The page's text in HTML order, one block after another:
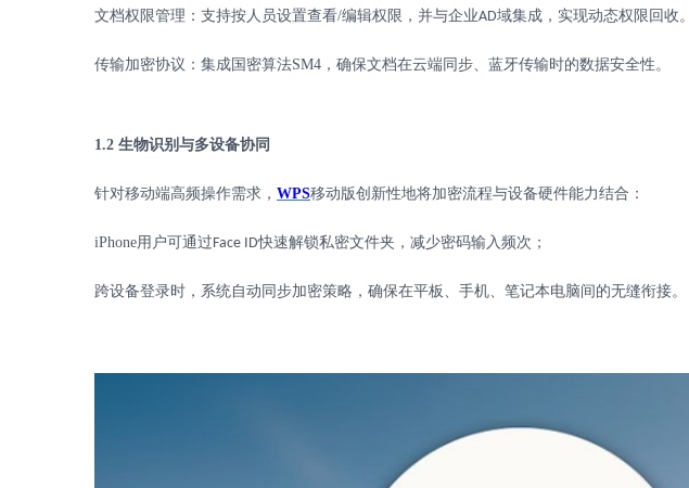
文档权限管理：支持按人员设置查看/编辑权限，并与企业AD域集成，实现动态权限回收 。
传输加密协议：集成国密算法SM4 ，确保文档在云端同步、蓝牙传输时的数据安全性。
1.2 生物识别与多设备协同
针对移动端高频操作需求， WPS移动版创新性地将加密流程与设备硬件能力结合：
iPhone用户可通过Face ID快速解锁私密文件夹，减少密码输入频次；
跨设备登录时，系统自动同步加密策略，确保在平板、手机、笔记本电脑间的无缝衔接。